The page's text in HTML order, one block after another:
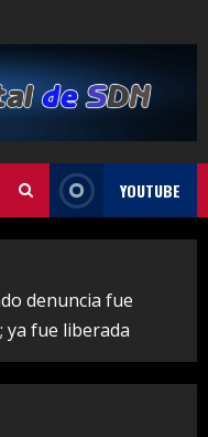
YOUTUBE
denuncia fue
ya fue liberada